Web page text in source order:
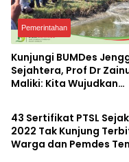
Pemerintahan
Kunjungi BUMDes
Sejahtera, Prof Dr
Maliki: Kita Wujudkan
Pemerintahan
43 Sertifikat PTSL Sejak
2022 Tak Kunjung
Warga dan Pemdes
Potensi